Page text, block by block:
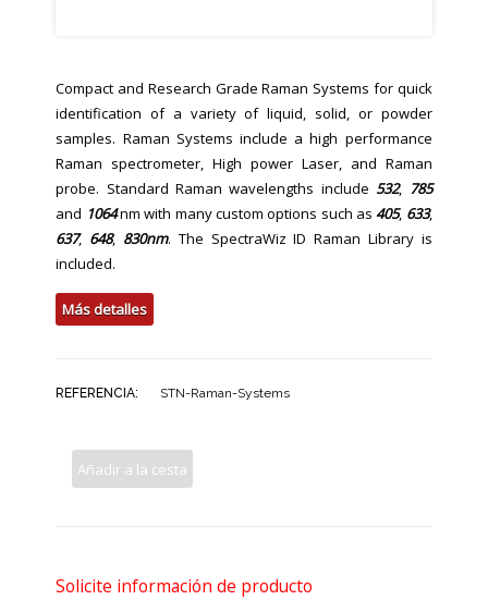
Compact and Research Grade Raman Systems for quick
identification of a variety of liquid, solid, or powder
samples. Raman Systems include a high performance
Raman spectrometer, High power Laser, and Raman
probe. Standard Raman wavelengths include 532, 785
and 1064nm with many custom options such as405, 633,
637, 648, 830nm. The SpectraWiz ID Raman Library is
included.
Más detalles
REFERENCIA: STN-Raman-Systems
Añadir a la cesta
Solicite información de producto